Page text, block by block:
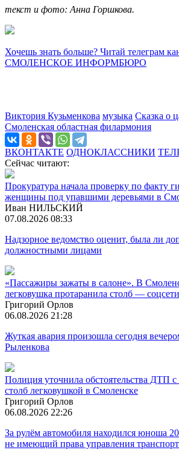
текст и фото: Анна Горшкова.
Хочешь знать больше? Читай телеграм
СМОЛЕНСКОЕ ИНФОРМБЮРО
Виктория Кузьменкова музыка Сказка о
Смоленская областная филармония
ВКОНТАКТЕ ОДНОКЛАССНИКИ
Сейчас читают:
Прокуратура начала проверку по факту
женщины под упавшими деревьями в
Иван НИЛЬСКИЙ
07.08.2026 08:33
Надзорное ведомство оценит, была ли
должностными лицами
«Пассажиры зажаты в салоне». В
легковушка протаранила столб — соцсети
Григорий Орлов
06.08.2026 21:28
Жуткая авария произошла сегодня
Рыленкова
Полиция уточнила обстоятельства ДТП
столб легковушкой в Смоленске
Григорий Орлов
06.08.2026 22:26
За рулём автомобиля находился юноша
не имеющий права управления